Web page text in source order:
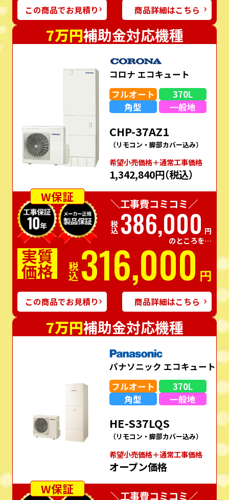
この商品でお見積り 商品詳細はこちら
7万円補助金対応機種
コロナ エコキュート
フルオート
370L
角型
一般地
CHP-37AZ1
（リモコン・脚部カバー込み）
希望⼩売価格＋通常⼯事価格
1,342,840円（税込）
W保証
＼工事費コミコミ／
税込 386,000 円
のところを…
実質
価格 税込316,000 円
この商品でお見積り 商品詳細はこちら
7万円補助金対応機種
パナソニック エコキュート
フルオート
370L
角型
一般地
HE-S37LQS
（リモコン・脚部カバー込み）
希望⼩売価格＋通常⼯事価格
オープン価格
W保証 ＼工事費コミコミ／